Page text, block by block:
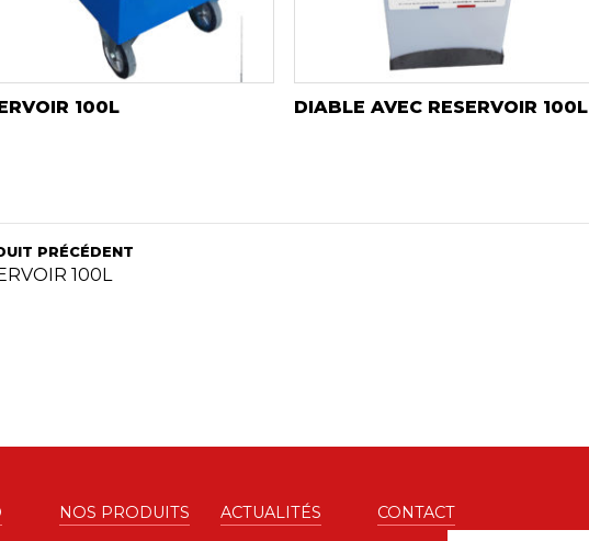
100L DIABLE AVEC RESERVOIR 100L
PRÉCÉDENT
100L
NOS PRODUITS ACTUALITÉS CONTACT